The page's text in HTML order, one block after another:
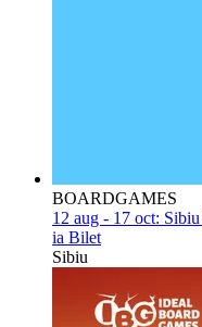
BOARDGAMES
12 aug - 17 oct:
ia Bilet
Sibiu